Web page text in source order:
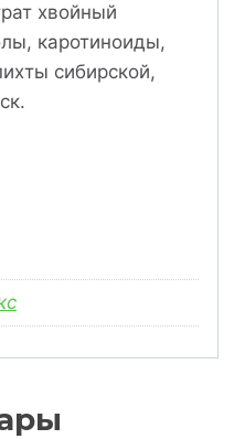
хвойный
каротиноиды,
сибирской,